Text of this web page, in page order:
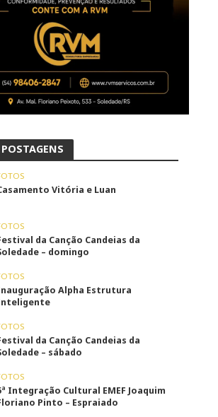
Vitória e Luan
da Canção Candeias da
– domingo
Alpha Estrutura
da Canção Candeias da
– sábado
Integração Cultural EMEF Joaquim
Pinto – Espraiado